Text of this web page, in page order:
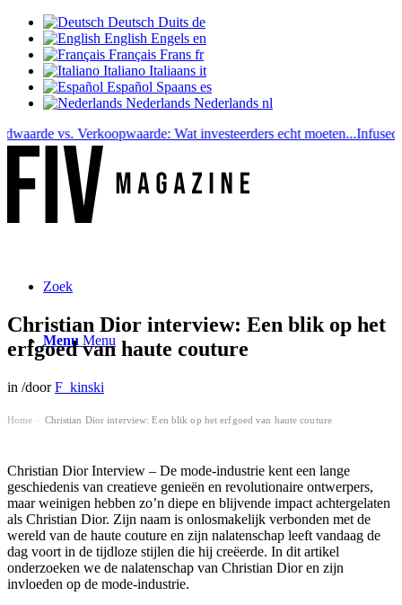
Deutsch Duits de
English Engels en
Français Frans fr
Italiano Italiaans it
Español Spaans es
Nederlands Nederlands nl
vs. Verkoopwaarde: Wat investeerders echt moeten...Infused
Zoek
Menu Menu
Christian Dior interview: Een blik op het
erfgoed van haute couture
in /doorF_kinski
Home Christian Dior interview: Een blik op het erfgoed van haute couture
Christian Dior Interview – De mode-industrie kent een lange
geschiedenis van creatieve genieën en revolutionaire ontwerpers,
maar weinigen hebben zo’n diepe en blijvende impact achtergelaten
als Christian Dior. Zijn naam is onlosmakelijk verbonden met de
wereld van de haute couture en zijn nalatenschap leeft vandaag de
dag voort in de tijdloze stijlen die hij creëerde. In dit artikel
onderzoeken we de nalatenschap van Christian Dior en zijn
invloeden op de mode-industrie.